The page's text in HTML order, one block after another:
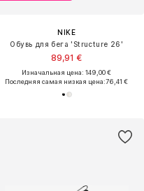
NIKE
Обувь для бега 'Structure 26'
89,91 €
Изначальная цена: 149,00 €
Последняя самая низкая цена:76,41 €